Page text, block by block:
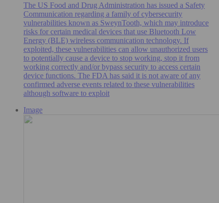
The US Food and Drug Administration has issued a Safety
Communication regarding a family of cybersecurity
vulnerabilities known as SweynTooth, which may introduce
risks for certain medical devices that use Bluetooth Low
Energy (BLE) wireless communication technology. If
exploited, these vulnerabilities can allow unauthorized users
to potentially cause a device to stop working, stop it from
working correctly and/or bypass security to access certain
device functions. The FDA has said it is not aware of any
confirmed adverse events related to these vulnerabilities
although software to exploit
Image